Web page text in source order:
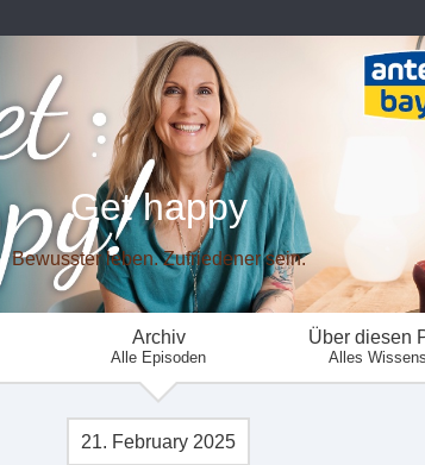
Get happy
Bewusster leben. Zufriedener sein.
Archiv
Alle Episoden
Über diesen
Alles
21. February 2025